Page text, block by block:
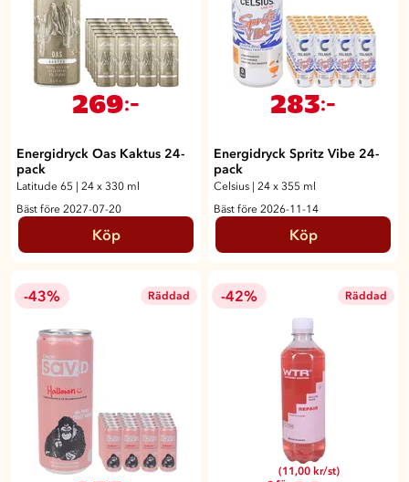
269:-
Energidryck Oas Kaktus 24-
pack
Latitude 65
24 x 330 ml
Bäst före 2027-07-20
Köp
283:-
Energidryck Spritz Vibe 24-
pack
Celsius
24 x 355 ml
Bäst före 2026-11-14
Köp
-43% Räddad -42% Räddad
(11,00 kr/st)